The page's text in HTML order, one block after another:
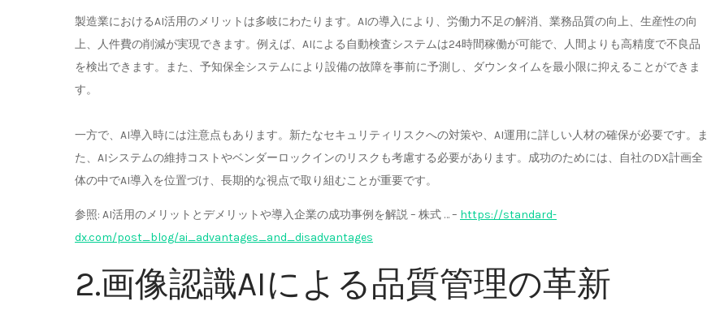
製造業におけるAI活用のメリットは多岐にわたります。AIの導入により、労働力不足の解消、業務品質の向上、生産性の向
上、人件費の削減が実現できます。例えば、AIによる自動検査システムは24時間稼働が可能で、人間よりも高精度で不良品
を検出できます。また、予知保全システムにより設備の故障を事前に予測し、ダウンタイムを最小限に抑えることができま
す。
一方で、AI導入時には注意点もあります。新たなセキュリティリスクへの対策や、AI運用に詳しい人材の確保が必要です。ま
た、AIシステムの維持コストやベンダーロックインのリスクも考慮する必要があります。成功のためには、自社のDX計画全
体の中でAI導入を位置づけ、長期的な視点で取り組むことが重要です。
参照: AI活用のメリットとデメリットや導入企業の成功事例を解説 – 株式 … – https://standard-
dx.com/post_blog/ai_advantages_and_disadvantages
2.画像認識AIによる品質管理の革新